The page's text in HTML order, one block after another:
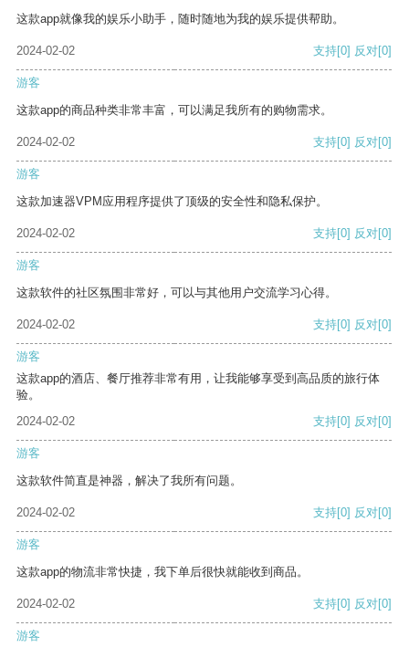
这款app就像我的娱乐小助手，随时随地为我的娱乐提供帮助。
2024-02-02 支持[0] 反对[0]
游客
这款app的商品种类非常丰富，可以满足我所有的购物需求。
2024-02-02 支持[0] 反对[0]
游客
这款加速器VPM应用程序提供了顶级的安全性和隐私保护。
2024-02-02 支持[0] 反对[0]
游客
这款软件的社区氛围非常好，可以与其他用户交流学习心得。
2024-02-02 支持[0] 反对[0]
游客
这款app的酒店、餐厅推荐非常有用，让我能够享受到高品质的旅行体
验。
2024-02-02
支持[0] 反对[0]
游客
这款软件简直是神器，解决了我所有问题。
2024-02-02 支持[0] 反对[0]
游客
这款app的物流非常快捷，我下单后很快就能收到商品。
2024-02-02 支持[0] 反对[0]
游客